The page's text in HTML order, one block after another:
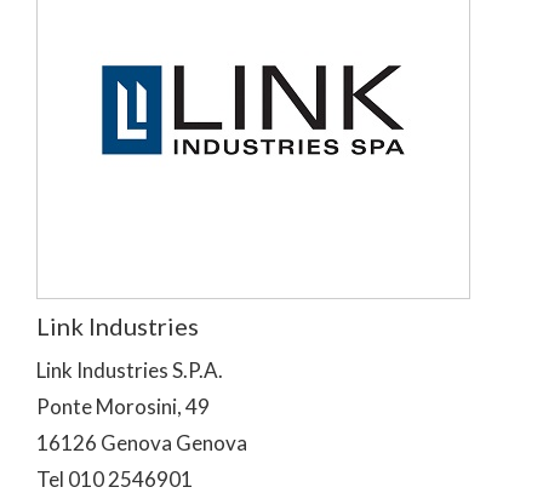
Link Industries
Link Industries S.P.A.
Ponte Morosini, 49
16126 Genova Genova
Tel 010 2546901